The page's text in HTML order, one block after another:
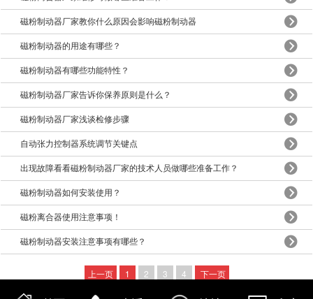
磁粉制动器厂家教你什么原因会影响磁粉制动器
磁粉制动器的用途有哪些？
磁粉制动器有哪些功能特性？
磁粉制动器厂家告诉你保养原则是什么？
磁粉制动器厂家浅谈检修步骤
自动张力控制器系统调节关键点
出现故障看看磁粉制动器厂家的技术人员做哪些准备工作？
磁粉制动器如何安装使用？
磁粉离合器使用注意事项！
磁粉制动器安装注意事项有哪些？
上一页 1 2 3 4 下一页